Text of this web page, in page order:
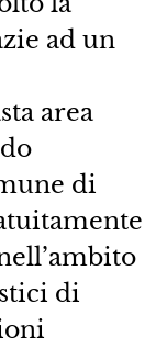
ad un
area
di
di